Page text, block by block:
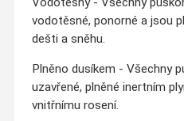
vodotěsné, ponorné a jsou
dešti a sněhu.
Plněno dusíkem - Všechny
uzavřené, plněné inertním
vnitřnímu rosení.